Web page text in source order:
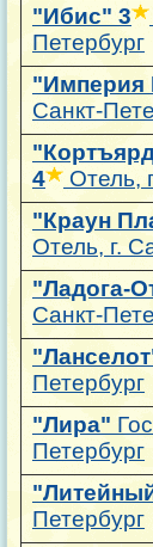
"Ибис" 3
Петербург
"Империя
Санкт-
4
Отель,
"Краун
Отель, г.
"Ладога-
Санкт-
Петербург
"Лира"
Петербург
Петербург